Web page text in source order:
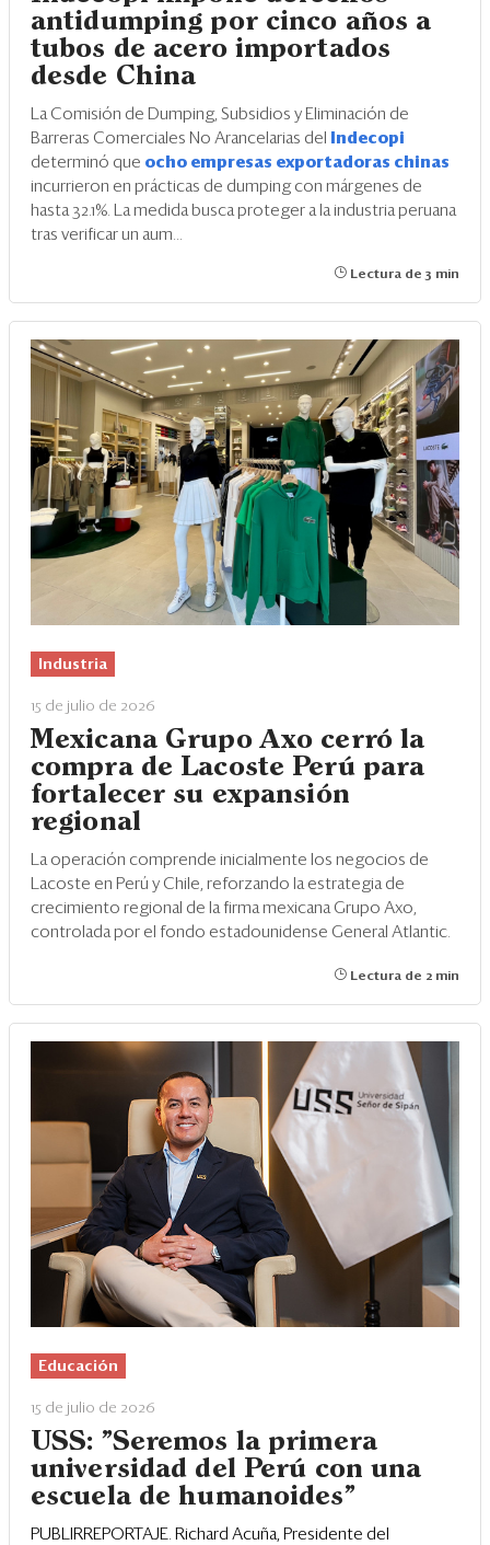
antidumping por cinco años a
tubos de acero importados
desde China
La Comisión de Dumping, Subsidios y Eliminación de
Barreras Comerciales No Arancelarias del
Indecopi
determinó que ocho empresas exportadoras chinas
incurrieron en prácticas de dumping con márgenes de
hasta 32.1%. La medida busca proteger a la industria peruana
tras verificar un aum...
Lectura de 3 min
Industria
15 de julio de 2026
Mexicana Grupo Axo cerró la
compra de Lacoste Perú para
fortalecer su expansión
regional
La operación comprende inicialmente los negocios de
Lacoste en Perú y Chile, reforzando la estrategia de
crecimiento regional de la firma mexicana Grupo Axo,
controlada por el fondo estadounidense General Atlantic.
Lectura de 2 min
Educación
15 de julio de 2026
USS: "Seremos la primera
universidad del Perú con una
escuela de humanoides"
PUBLIRREPORTAJE. Richard Acuña, Presidente del